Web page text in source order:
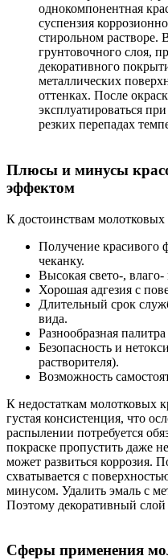
однокомпонентная
суспензия
стирольном
грунтовочного слоя,
декоративного
металлических
оттенках. После
эксплуатироваться
резких перепадах
Плюсы и минусы
эффектом
К достоинствам молотковых
Получение красивого
чеканку.
Высокая свето-, влаго-
Хорошая адгезия с
Длительный срок
вида.
Разнообразная
Безопасность и
растворителя).
Возможность
К недостаткам молотковых
густая консистенция, что
распылении потребуется
покраске пропустить даже
может развиться коррозия.
схватывается с
минусом. Удалить эмаль с
Поэтому декоративный
Сферы применения